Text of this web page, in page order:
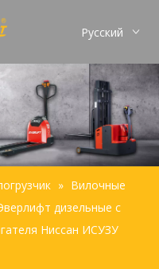
Pусский
Français
Español
Português
» Вилочные
дизельные с
Ниссан ИСУЗУ